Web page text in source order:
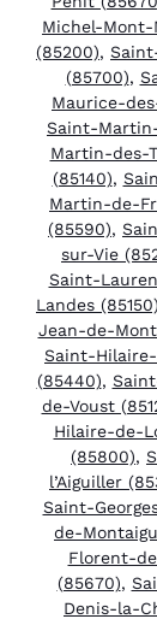
Michel-Mont-
(85200),
(85700),
Maurice-
Saint-
Martin-des-
(85140),
Martin-de-
(85590),
sur-Vie
Saint-
Landes (85150)
Jean-de-
Saint-
(85440),
de-Voust
Hilaire-de-
(85800),
l’Aiguiller
Saint-
de-
Florent-
(85670),
Denis-la-